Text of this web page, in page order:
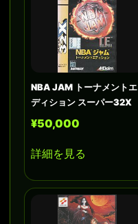
NBA JAM トーナメントエ
ディション スーパー32X
¥50,000
詳細を見る